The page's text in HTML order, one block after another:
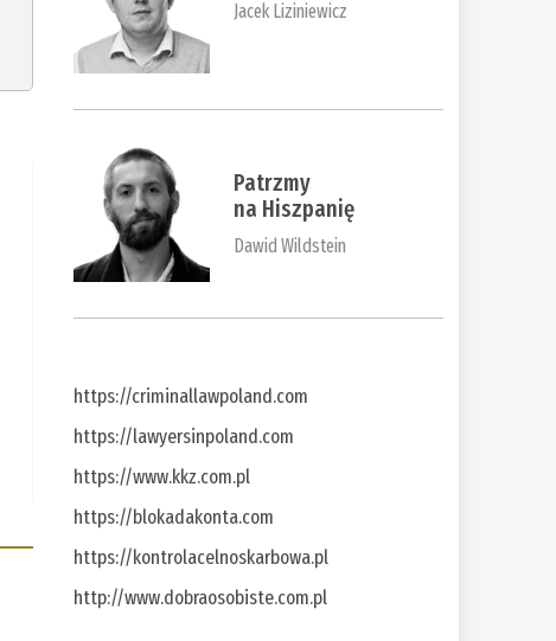
Jacek Liziniewicz
Patrzmy
na Hiszpanię
Dawid Wildstein
https://criminallawpoland.com
https://lawyersinpoland.com
https://www.kkz.com.pl
https://blokadakonta.com
https://kontrolacelnoskarbowa.pl
http://www.dobraosobiste.com.pl